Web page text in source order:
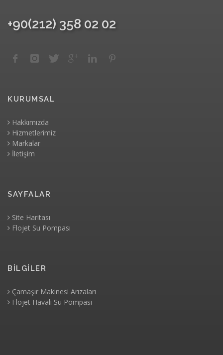
+90(212) 358 02 02
KURUMSAL
Hakkımızda
Hizmetlerimiz
Markalar
İletişim
SAYFALAR
Site Haritası
Flojet Su Pompası
BİLGİLER
Çamaşır Makinesi Arızaları
Flojet Havalı Su Pompası